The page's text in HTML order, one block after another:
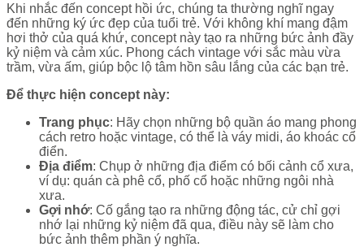
Khi nhắc đến concept hồi ức, chúng ta thường nghĩ ngay
đến những ký ức đẹp của tuổi trẻ. Với không khí mang đậm
hơi thở của quá khứ, concept này tạo ra những bức ảnh đầy
kỷ niệm và cảm xúc. Phong cách vintage với sắc màu vừa
trầm, vừa ấm, giúp bộc lộ tâm hồn sâu lắng của các bạn trẻ.
Để thực hiện concept này:
Trang phục: Hãy chọn những bộ quần áo mang phong
cách retro hoặc vintage, có thể là váy midi, áo khoác cổ
điển.
Địa điểm: Chụp ở những địa điểm có bối cảnh cổ xưa,
ví dụ: quán cà phê cổ, phố cổ hoặc những ngôi nhà
xưa.
Gợi nhớ: Cố gắng tạo ra những động tác, cử chỉ gợi
nhớ lại những kỷ niệm đã qua, điều này sẽ làm cho
bức ảnh thêm phần ý nghĩa.